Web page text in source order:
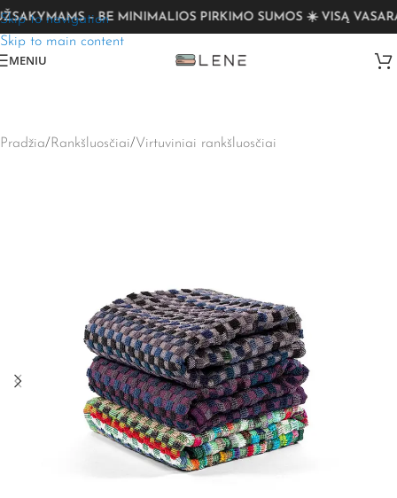
Skip to navigation
Skip to main content
– BE MINIMALIOS PIRKIMO SUMOS ☀️ VISĄ
MENIU
Pradžia/Rankšluosčiai/Virtuviniai rankšluosčiai